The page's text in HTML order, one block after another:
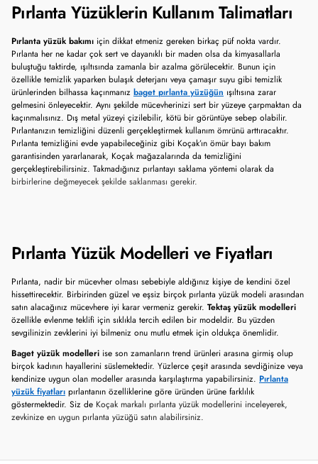
Pırlanta Yüzüklerin Kullanım Talimatları
Pırlanta yüzük bakımı için dikkat etmeniz gereken birkaç püf nokta vardır.
Pırlanta her ne kadar çok sert ve dayanıklı bir maden olsa da kimyasallarla
buluştuğu taktirde, ışıltısında zamanla bir azalma görülecektir. Bunun için
özellikle temizlik yaparken bulaşık deterjanı veya çamaşır suyu gibi temizlik
ürünlerinden bilhassa kaçınmanız baget pırlanta yüzüğün ışıltısına zarar
gelmesini önleyecektir. Aynı şekilde mücevherinizi sert bir yüzeye çarpmaktan da
kaçınmalısınız. Dış metal yüzeyi çizilebilir, kötü bir görüntüye sebep olabilir.
Pırlantanızın temizliğini düzenli gerçekleştirmek kullanım ömrünü arttıracaktır.
Pırlanta temizliğini evde yapabileceğiniz gibi Koçak’ın ömür bayı bakım
garantisinden yararlanarak, Koçak mağazalarında da temizliğini
gerçekleştirebilirsiniz. Takmadığınız pırlantayı saklama yöntemi olarak da
birbirlerine değmeyecek şekilde saklanması gerekir.
Pırlanta Yüzük Modelleri ve Fiyatları
Pırlanta, nadir bir mücevher olması sebebiyle aldığınız kişiye de kendini özel
hissettirecektir. Birbirinden güzel ve eşsiz birçok pırlanta yüzük modeli arasından
satın alacağınız mücevhere iyi karar vermeniz gerekir. Tektaş yüzük modelleri
özellikle evlenme teklifi için sıklıkla tercih edilen bir modeldir. Bu yüzden
sevgilinizin zevklerini iyi bilmeniz onu mutlu etmek için oldukça önemlidir.
Baget yüzük modelleri ise son zamanların trend ürünleri arasına girmiş olup
birçok kadının hayallerini süslemektedir. Yüzlerce çeşit arasında sevdiğinize veya
kendinize uygun olan modeller arasında karşılaştırma yapabilirsiniz. Pırlanta
yüzük fiyatları pırlantanın özelliklerine göre üründen ürüne farklılık
göstermektedir. Siz de Koçak markalı pırlanta yüzük modellerini inceleyerek,
zevkinize en uygun pırlanta yüzüğü satın alabilirsiniz.